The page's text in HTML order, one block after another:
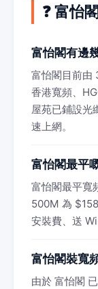
❓ 富怡
富怡閣有邊
富怡閣目前由
香港寬頻、
屋苑已鋪設光
速上網。
富怡閣最平
富怡閣最平寬
500M 為
安裝費、送
富怡閣裝寬
由於 富怡閣